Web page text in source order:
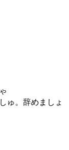
ゅ。辞めましょ